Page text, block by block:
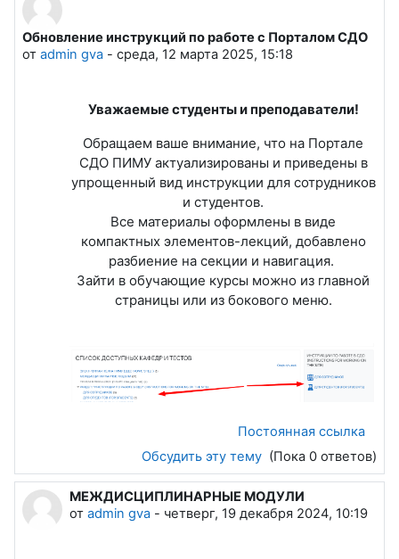
Обновление инструкций по работе с Порталом СДО
от admin gva - среда, 12 марта 2025, 15:18
Уважаемые студенты и преподаватели!
Обращаем ваше внимание, что на Портале
СДО ПИМУ актуализированы и приведены в
упрощенный вид инструкции для сотрудников
и студентов.
Все материалы оформлены в виде
компактных элементов-лекций, добавлено
разбиение на секции и навигация.
Зайти в обучающие курсы можно из главной
страницы или из бокового меню.
Постоянная ссылка
Обсудить эту тему (Пока 0 ответов)
МЕЖДИСЦИПЛИНАРНЫЕ МОДУЛИ
от admin gva - четверг, 19 декабря 2024, 10:19